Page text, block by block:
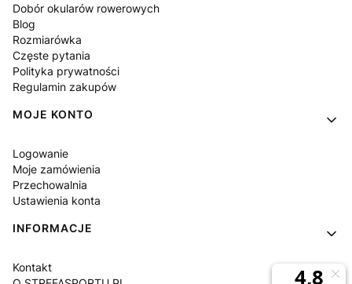
Dobór okularów rowerowych
Blog
Rozmiarówka
Częste pytania
Polityka prywatności
Regulamin zakupów
MOJE KONTO
Logowanie
Moje zamówienia
Przechowalnia
Ustawienia konta
INFORMACJE
Kontakt